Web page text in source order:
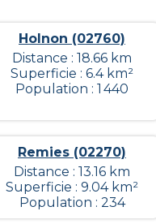
Holnon (02760)
Distance : 18.66 km
Superficie : 6.4 km²
Population : 1 440
Remies (02270)
Distance : 13.16 km
Superficie : 9.04 km²
Population : 234